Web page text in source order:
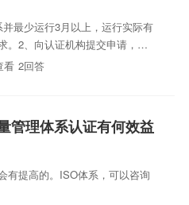
最少运行3月以上，运行实际有
。2、向认证机构提交申请，签
下发审核计划，4，配合审核老
看 2回答
管理体系认证有何效益
有提高的。ISO体系，可以咨询